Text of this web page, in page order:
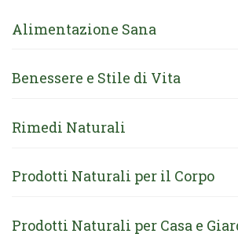
Alimentazione Sana
Benessere e Stile di Vita
Rimedi Naturali
Prodotti Naturali per il Corpo
Prodotti Naturali per Casa e